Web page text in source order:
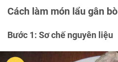
Cách làm món lẩu gân bò
Bước 1: Sơ chế nguyên liệu